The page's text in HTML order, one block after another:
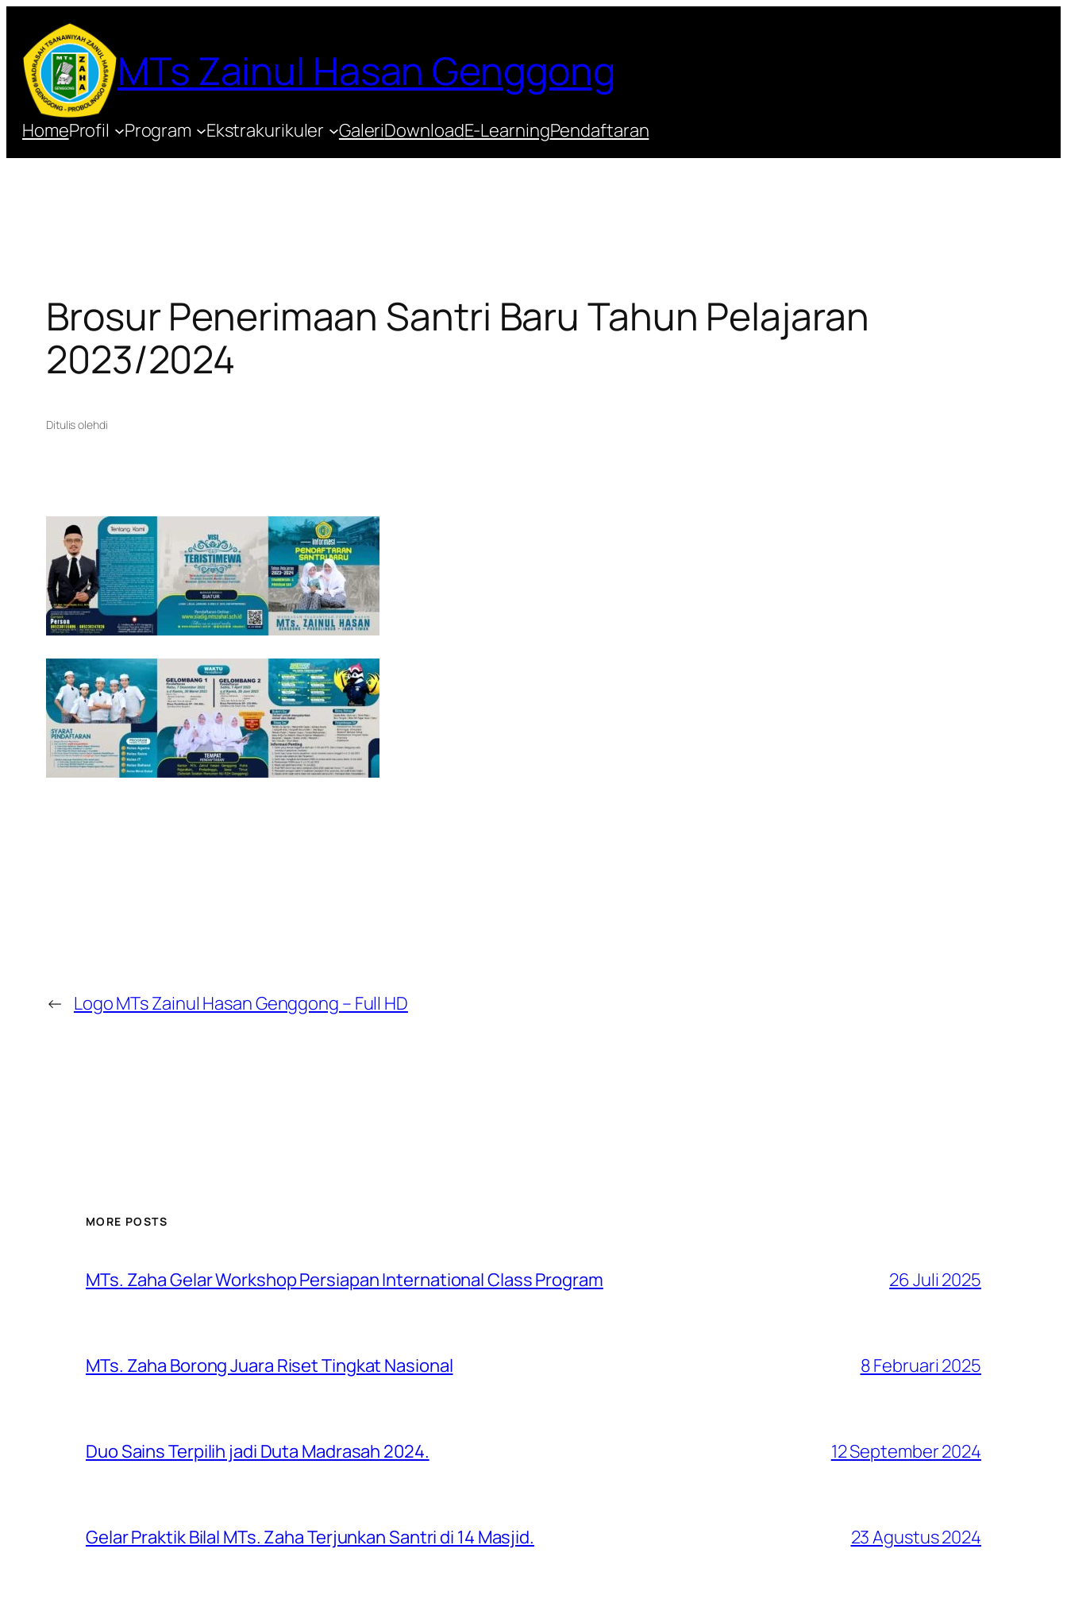
konten
MTs Zainul Hasan Genggong
HomeProfil Program Ekstrakurikuler GaleriDownloadE-LearningPendaftaran
Brosur Penerimaan Santri Baru Tahun Pelajaran
2023/2024
Ditulis olehdi
← Logo MTs Zainul Hasan Genggong – Full HD
MORE POSTS
MTs. Zaha Gelar Workshop Persiapan International Class Program 26 Juli 2025
MTs. Zaha Borong Juara Riset Tingkat Nasional 8 Februari 2025
Duo Sains Terpilih jadi Duta Madrasah 2024. 12 September 2024
Gelar Praktik Bilal MTs. Zaha Terjunkan Santri di 14 Masjid. 23 Agustus 2024